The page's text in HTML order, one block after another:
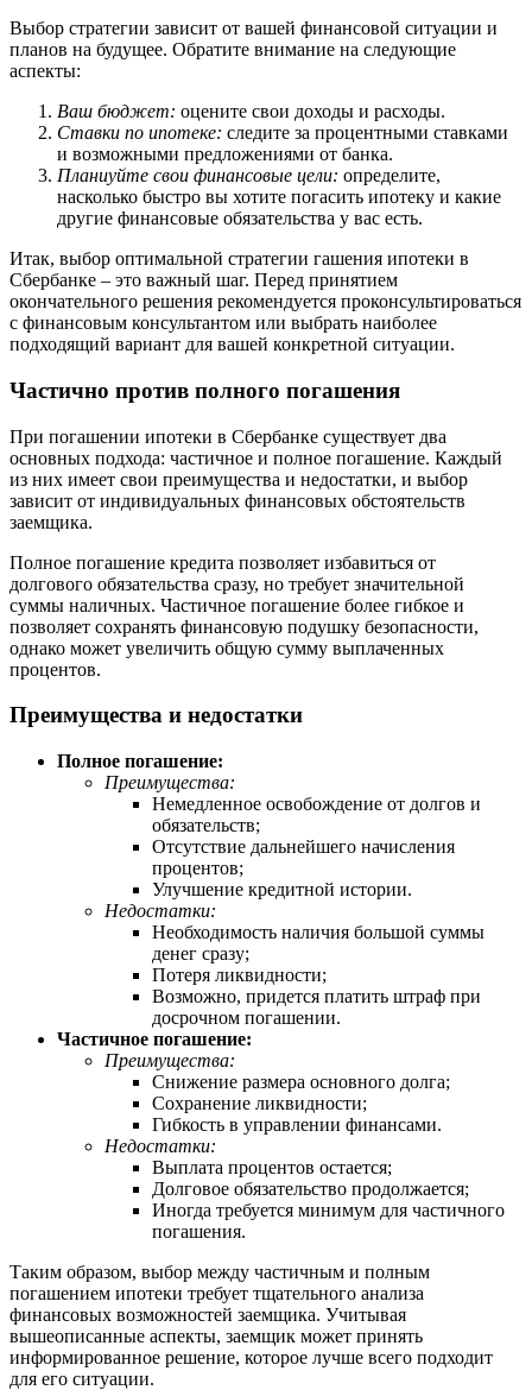
Выбор стратегии зависит от вашей финансовой ситуации и
планов на будущее. Обратите внимание на следующие
аспекты:
Ваш бюджет: оцените свои доходы и расходы.
Ставки по ипотеке: следите за процентными ставками
и возможными предложениями от банка.
Планиуйте свои финансовые цели: определите,
насколько быстро вы хотите погасить ипотеку и какие
другие финансовые обязательства у вас есть.
Итак, выбор оптимальной стратегии гашения ипотеки в
Сбербанке – это важный шаг. Перед принятием
окончательного решения рекомендуется проконсультироваться
с финансовым консультантом или выбрать наиболее
подходящий вариант для вашей конкретной ситуации.
Частично против полного погашения
При погашении ипотеки в Сбербанке существует два
основных подхода: частичное и полное погашение. Каждый
из них имеет свои преимущества и недостатки, и выбор
зависит от индивидуальных финансовых обстоятельств
заемщика.
Полное погашение кредита позволяет избавиться от
долгового обязательства сразу, но требует значительной
суммы наличных. Частичное погашение более гибкое и
позволяет сохранять финансовую подушку безопасности,
однако может увеличить общую сумму выплаченных
процентов.
Преимущества и недостатки
Полное погашение:
Преимущества:
Немедленное освобождение от долгов и
обязательств;
Отсутствие дальнейшего начисления
процентов;
Улучшение кредитной истории.
Недостатки:
Необходимость наличия большой суммы
денег сразу;
Потеря ликвидности;
Возможно, придется платить штраф при
досрочном погашении.
Частичное погашение:
Преимущества:
Снижение размера основного долга;
Сохранение ликвидности;
Гибкость в управлении финансами.
Недостатки:
Выплата процентов остается;
Долговое обязательство продолжается;
Иногда требуется минимум для частичного
погашения.
Таким образом, выбор между частичным и полным
погашением ипотеки требует тщательного анализа
финансовых возможностей заемщика. Учитывая
вышеописанные аспекты, заемщик может принять
информированное решение, которое лучше всего подходит
для его ситуации.